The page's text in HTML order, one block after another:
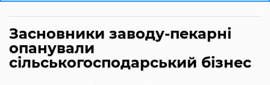
Засновники заводу-пекарні
опанували
сільськогосподарський бізнес